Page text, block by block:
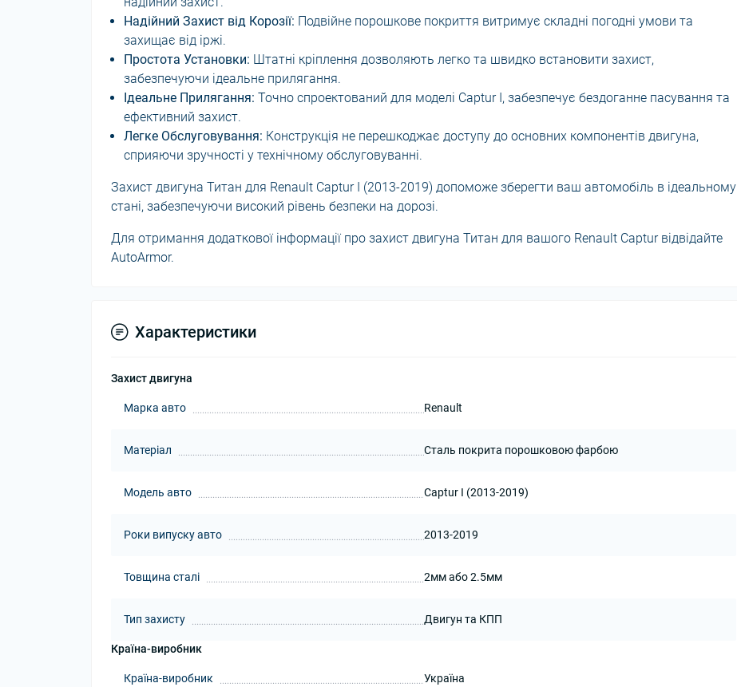
Надійний Захист від Корозії: Подвійне порошкове покриття витримує складні погодні умови та
захищає від іржі.
Простота Установки: Штатні кріплення дозволяють легко та швидко встановити захист,
забезпечуючи ідеальне прилягання.
Ідеальне Прилягання: Точно спроектований для моделі Captur I, забезпечує бездоганне пасування та
ефективний захист.
Легке Обслуговування: Конструкція не перешкоджає доступу до основних компонентів двигуна,
сприяючи зручності у технічному обслуговуванні.
Захист двигуна Титан для Renault Captur I (2013-2019) допоможе зберегти ваш автомобіль в ідеальному
стані, забезпечуючи високий рівень безпеки на дорозі.
Для отримання додаткової інформації про захист двигуна Титан для вашого Renault Captur відвідайте
AutoArmor.
Характеристики
Захист двигуна
Марка авто Renault
Матеріал Сталь покрита порошковою фарбою
Модель авто Captur I (2013-2019)
Роки випуску авто 2013-2019
Товщина сталі 2мм або 2.5мм
Тип захисту Двигун та КПП
Країна-виробник
Країна-виробник Україна